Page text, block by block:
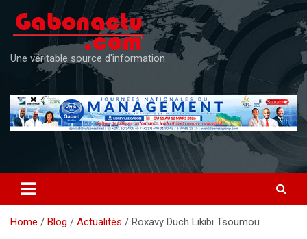
content
Une véritable source d'information
Home Blog Actualités Roxavy Duch Likibi Tsoumou